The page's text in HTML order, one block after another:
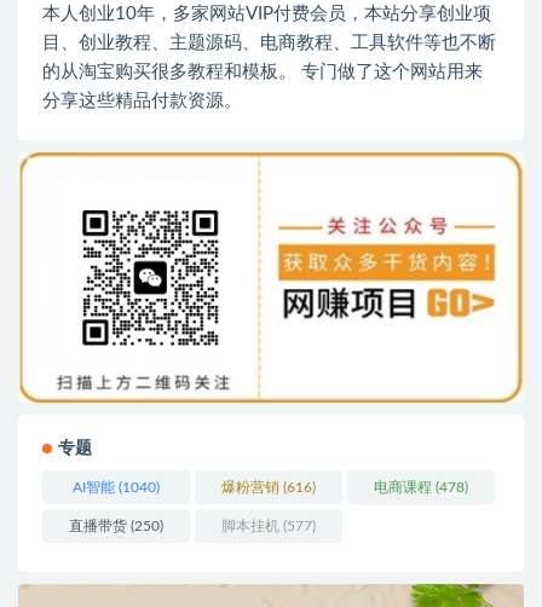
本人创业10年，多家网站VIP付费会员，本站分享创业项
目、创业教程、主题源码、电商教程、工具软件等也不断
的从淘宝购买很多教程和模板。 专门做了这个网站用来
分享这些精品付款资源。
专题
AI智能 (1040) 爆粉营销 (616) 电商课程 (478)
直播带货 (250) 脚本挂机 (577)